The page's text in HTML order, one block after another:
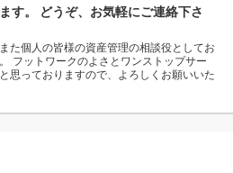
す。 どうぞ、お気軽にご連絡下さ
た個人の皆様の資産管理の相談役としてお
フットワークのよさとワンストップサー
思っておりますので、よろしくお願いいた